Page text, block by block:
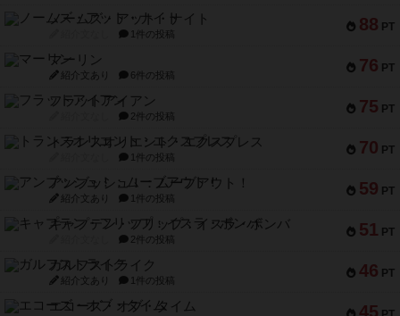
88 PT
ノームズ・アット・ナイト
1件の投稿
76 PT
マーリン
紹介文あり 6件の投稿
75 PT
フラットアイアン
2件の投稿
70 PT
トランスオリエント・エクスプレス
1件の投稿
59 PT
アンブッシュ！：ムーブアウト！
紹介文あり 1件の投稿
51 PT
キャプテン・フリップ：イスラ・ボンバ
2件の投稿
46 PT
ガルフストライク
紹介文あり 1件の投稿
45
エコーズ・オブ・タイム